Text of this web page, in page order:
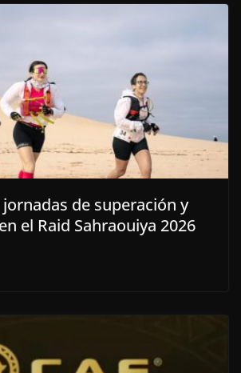
de superación y
el Raid Sahraouiya 2026